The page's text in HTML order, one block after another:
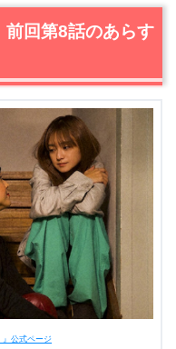
ん。』第9話あらす
まとめ
前回第8話のあらす
』公式ページ